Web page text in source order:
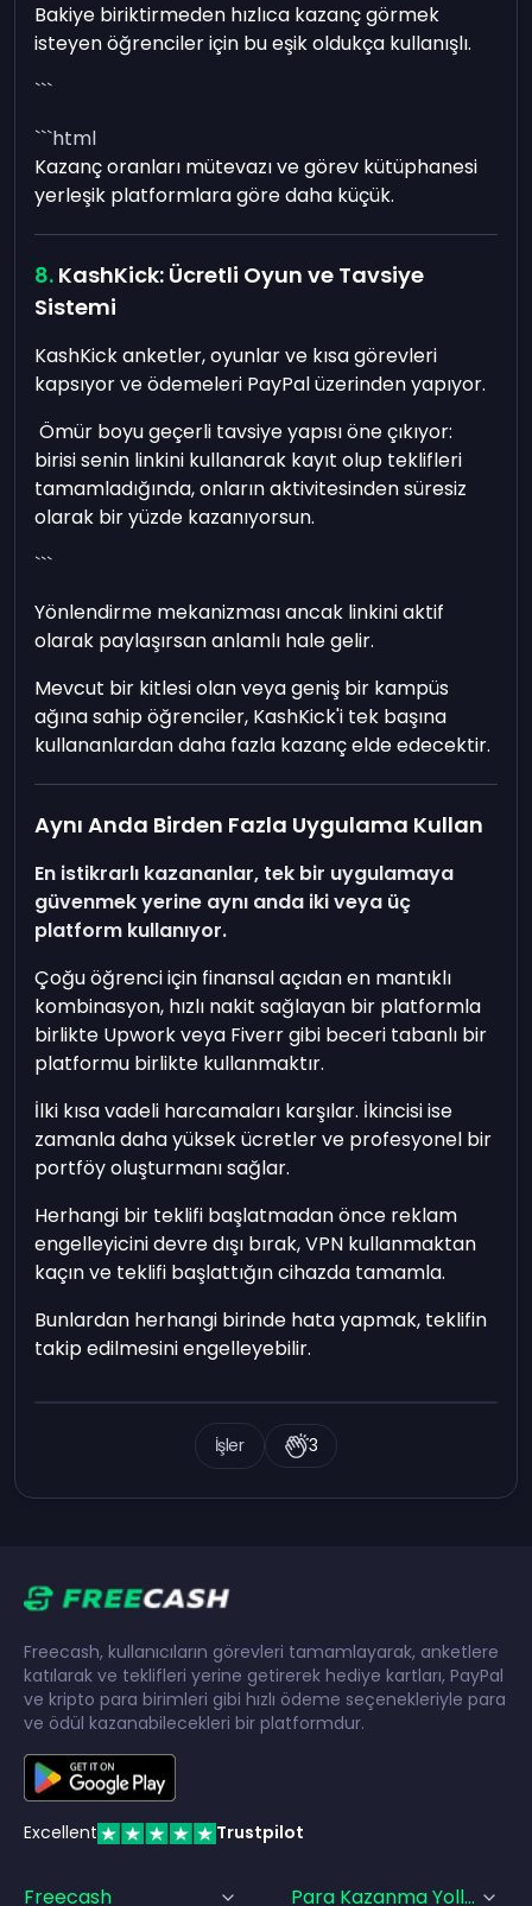
Bakiye biriktirmeden hızlıca kazanç görmek
isteyen öğrenciler için bu eşik oldukça kullanışlı.
```
```html
Kazanç oranları mütevazı ve görev kütüphanesi
yerleşik platformlara göre daha küçük.
KashKick: Ücretli Oyun ve Tavsiye
Sistemi
KashKick anketler, oyunlar ve kısa görevleri
kapsıyor ve ödemeleri PayPal üzerinden yapıyor.
Ömür boyu geçerli tavsiye yapısı öne çıkıyor:
birisi senin linkini kullanarak kayıt olup teklifleri
tamamladığında, onların aktivitesinden süresiz
olarak bir yüzde kazanıyorsun.
```
Yönlendirme mekanizması ancak linkini aktif
olarak paylaşırsan anlamlı hale gelir.
Mevcut bir kitlesi olan veya geniş bir kampüs
ağına sahip öğrenciler, KashKick'i tek başına
kullananlardan daha fazla kazanç elde edecektir.
Aynı Anda Birden Fazla Uygulama Kullan
En istikrarlı kazananlar, tek bir uygulamaya
güvenmek yerine aynı anda iki veya üç
platform kullanıyor.
Çoğu öğrenci için finansal açıdan en mantıklı
kombinasyon, hızlı nakit sağlayan bir platformla
birlikte Upwork veya Fiverr gibi beceri tabanlı bir
platformu birlikte kullanmaktır.
İlki kısa vadeli harcamaları karşılar. İkincisi ise
zamanla daha yüksek ücretler ve profesyonel bir
portföy oluşturmanı sağlar.
Herhangi bir teklifi başlatmadan önce reklam
engelleyicini devre dışı bırak, VPN kullanmaktan
kaçın ve teklifi başlattığın cihazda tamamla.
Bunlardan herhangi birinde hata yapmak, teklifin
takip edilmesini engelleyebilir.
İşler 3
Freecash, kullanıcıların görevleri tamamlayarak, anketlere
katılarak ve teklifleri yerine getirerek hediye kartları, PayPal
ve kripto para birimleri gibi hızlı ödeme seçenekleriyle para
ve ödül kazanabilecekleri bir platformdur.
Excellent Trustpilot
Freecash Para Kazanma Yolları